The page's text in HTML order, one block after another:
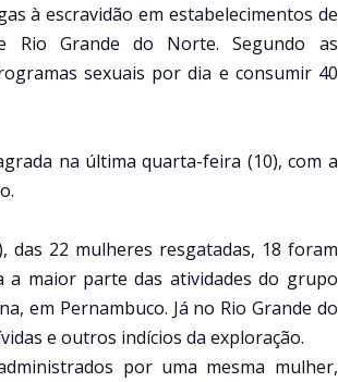
à escravidão em estabelecimentos de
Rio Grande do Norte. Segundo as
sexuais por dia e consumir 40
na última quarta-feira (10), com a
das 22 mulheres resgatadas, 18 foram
a maior parte das atividades do grupo
em Pernambuco. Já no Rio Grande do
e outros indícios da exploração.
por uma mesma mulher,